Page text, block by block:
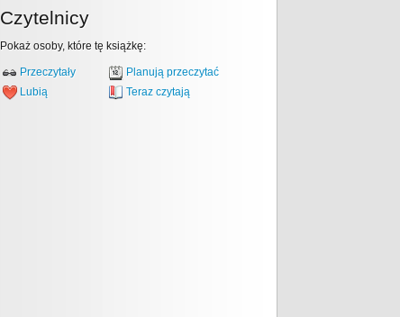
Czytelnicy
Pokaż osoby, które tę książkę:
Przeczytały
Planują przeczytać
Lubią
Teraz czytają